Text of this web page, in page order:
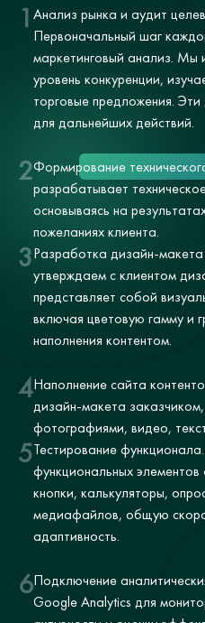
1 Анализ рынка и аудит
Первоначальный шаг
маркетинговый анализ. Мы
уровень конкуренции,
торговые предложения.
для дальнейших действий.
2Формирование
разрабатывает
основываясь на
пожеланиях клиента.
3Разработка дизайн-
утверждаем с клиентом
представляет собой
включая цветовую гамму и
наполнения контентом.
4Наполнение сайта
дизайн-макета
фотографиями, видео,
5Тестирование
функциональных
кнопки, калькуляторы,
медиафайлов, общую
адаптивность.
6Подключение
Google Analytics для